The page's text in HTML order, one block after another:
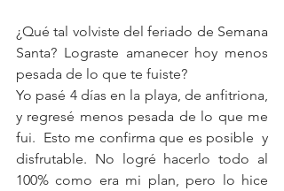
¿Qué tal volviste del feriado de Semana
Santa? Lograste amanecer hoy menos
pesada de lo que te fuiste?
Yo pasé 4 días en la playa, de anfitriona,
y regresé menos pesada de lo que me
fui.  Esto me confirma que es posible  y
disfrutable. No logré hacerlo todo al
100% como era mi plan, pero lo hice